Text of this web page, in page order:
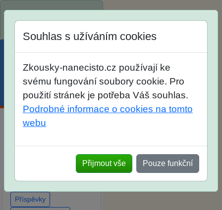
Spustili jsme přihlašování
na školní rok 2026/2027!
Účet Košík
u zkoušek na SŠ? Vaše
ohlasy po skutečných
přijímacích zkouškách
Souhlas s užíváním cookies
Zkousky-nanecisto.cz používají ke
svému fungování soubory cookie. Pro
použití stránek je potřeba Váš souhlas.
Podrobné informace o cookies na tomto
webu
Přijmout vše Pouze funkční
Příspěvky